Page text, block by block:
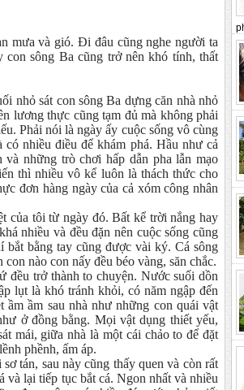
mưa và gió. Đi đâu cũng nghe người ta
sông Ba cũng trở nên khó tính, thất
nhỏ sát con sông Ba dựng căn nhà nhỏ
lương thực cũng tạm đủ mà không phải
Phải nói là ngày ấy cuộc sống vô cùng
nhiều điều để khám phá. Hầu như cả
những trò chơi hấp dẫn pha lẫn mạo
thì nhiều vô kể luôn là thách thức cho
đơn hàng ngày của cả xóm công nhân
của tôi từ ngày đó. Bất kể trời nắng hay
nhiều và đều đặn nên cuộc sống cũng
bằng tay cũng được vài ký. Cá sông
nào con nấy đều béo vàng, săn chắc.
đều trở thành to chuyện. Nước suối dồn
lụt là khó tránh khỏi, có năm ngập đến
ầm ầm sau nhà như những con quái vật
ở đồng bằng. Mọi vật dụng thiết yếu,
mái, giữa nhà là một cái chảo to để đặt
phềnh, ấm áp.
tán, sau này cũng thấy quen và còn rất
và lại tiếp tục bắt cá. Ngon nhất và nhiều